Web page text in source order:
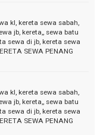
kl, kereta sewa sabah,
jb, kereta,, sewa batu
sewa di jb, kereta sewa
SEWA PENANG
kl, kereta sewa sabah,
jb, kereta,, sewa batu
sewa di jb, kereta sewa
SEWA PENANG